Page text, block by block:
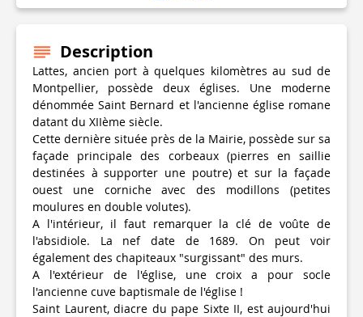
Description
Lattes, ancien port à quelques kilomètres au sud de
Montpellier, possède deux églises. Une moderne
dénommée Saint Bernard et l'ancienne église romane
datant du XIIème siècle.
Cette dernière située près de la Mairie, possède sur sa
façade principale des corbeaux (pierres en saillie
destinées à supporter une poutre) et sur la façade
ouest une corniche avec des modillons (petites
moulures en double volutes).
A l'intérieur, il faut remarquer la clé de voûte de
l'absidiole. La nef date de 1689. On peut voir
également des chapiteaux "surgissant" des murs.
A l'extérieur de l'église, une croix a pour socle
l'ancienne cuve baptismale de l'église !
Saint Laurent, diacre du pape Sixte II, est aujourd'hui